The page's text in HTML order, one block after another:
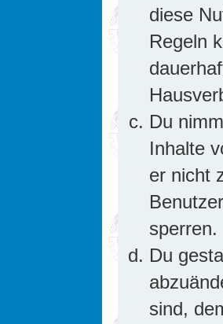
diese
Regeln
Du
Inhalte
er nicht
sperren.
Du
sind,